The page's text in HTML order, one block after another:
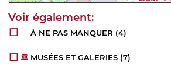
À NE PAS MANQUER (4)
MUSÉES ET GALERIES (7)